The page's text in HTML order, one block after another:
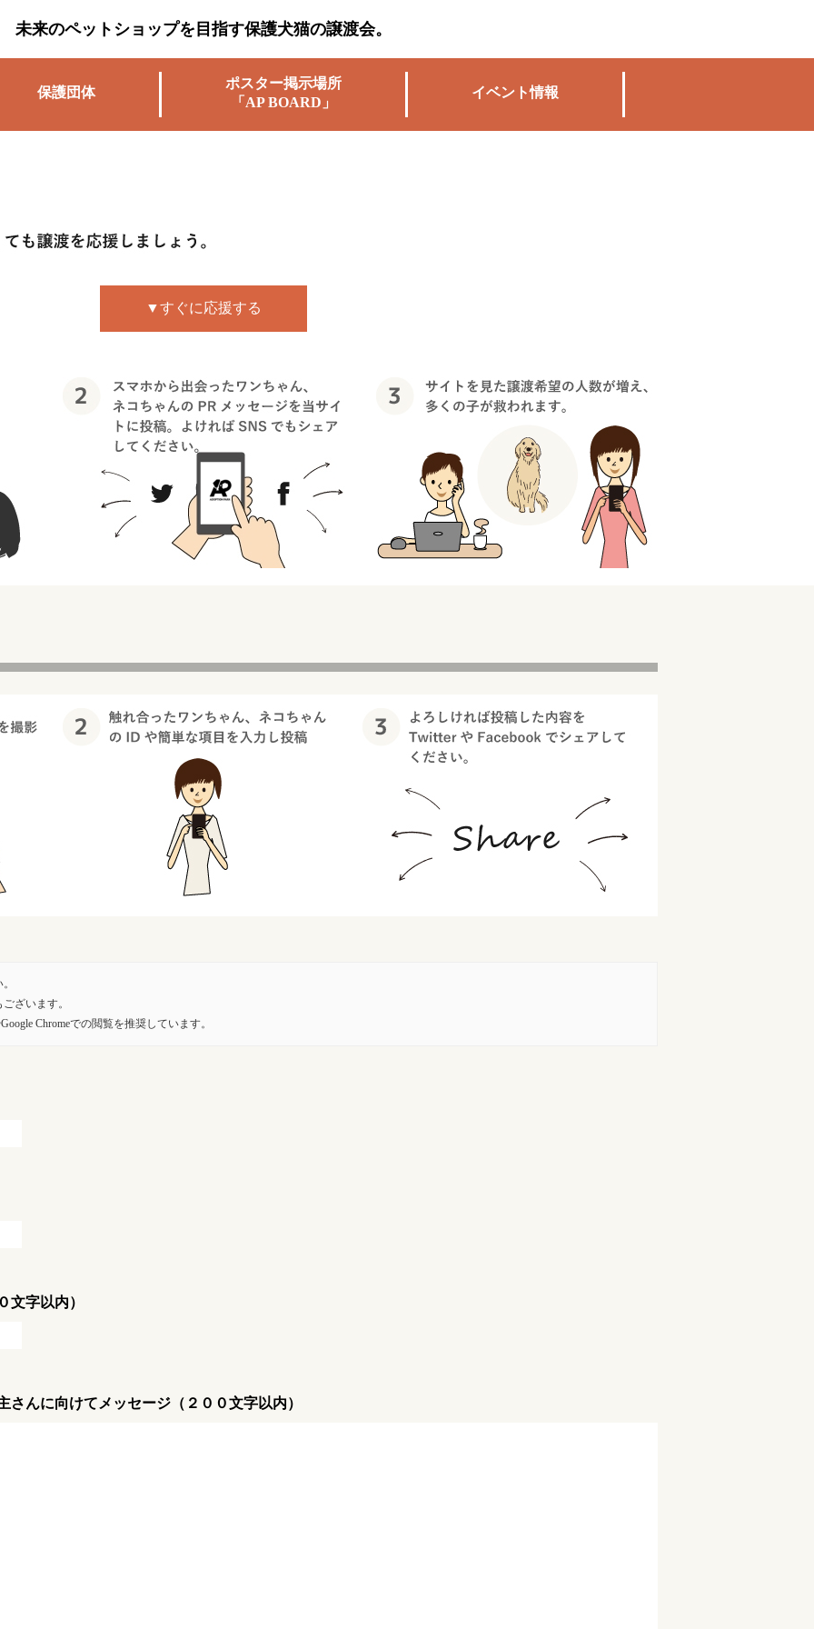
未来のペットショップを目指す保護犬猫の譲渡会。
保護団体
ポスター掲示場所
「AP BOARD」
イベント情報
▼すぐに応援する
ざいます。
Chromeでの閲覧を推奨しています。
文字以内）
んに向けてメッセージ（２００文字以内）